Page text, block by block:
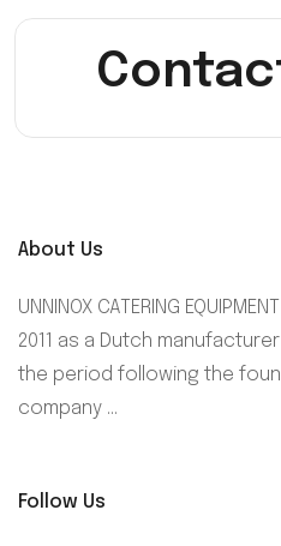
About Us
UNNINOX CATERING
2011 as a Dutch
the period following the
company ...
Follow Us